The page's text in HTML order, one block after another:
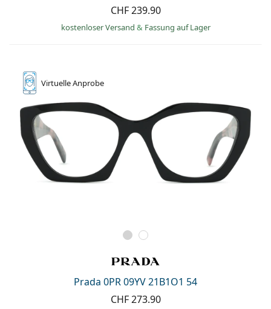
CHF 239.90
kostenloser Versand & Fassung auf Lager
VirtuelleAnprobe
Prada 0PR 09YV 21B1O1 54
CHF 273.90